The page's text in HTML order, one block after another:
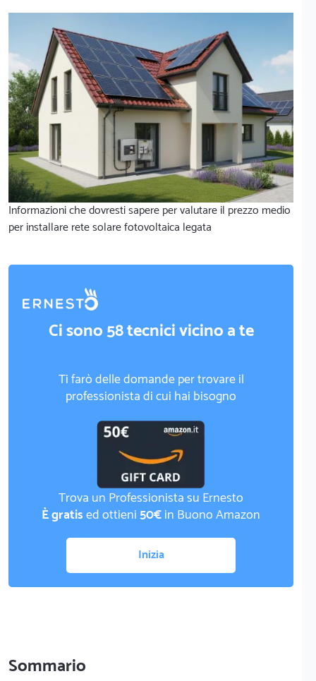
Informazioni che dovresti sapere per valutare il prezzo medio
per installare rete solare fotovoltaica legata
Ci sono 58 tecnici vicino a te
Ti farò delle domande per trovare il
professionista di cui hai bisogno
Trova un Professionista su Ernesto
È gratised ottieni50€in Buono Amazon
Inizia
Sommario